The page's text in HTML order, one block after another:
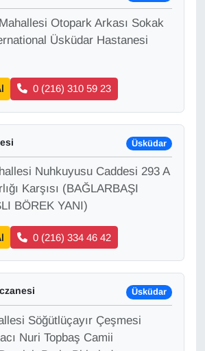
Otopark Arkası Sokak
Üsküdar Hastanesi
0 (216) 310 59 23
Üsküdar
Nuhkuyusu Caddesi 293 A
Karşısı (BAĞLARBAŞI
BÖREK YANI)
0 (216) 334 46 42
Üsküdar
Söğütlüçayır Çeşmesi
Nuri Topbaş Camii